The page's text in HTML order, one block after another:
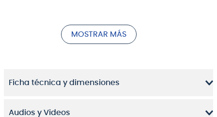
de los modelos Concert Artist premium dentro de un
formato más modesto.
Compact como el sonido de piano acústico de los
pianos de cola Shigeru Kawai y Kawai Concert,
más natural y realista.
MOSTRAR MÁS
Ficha técnica y dimensiones
Audios y Videos